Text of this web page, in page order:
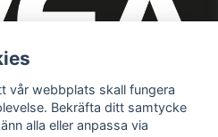
vår webbplats skall fungera
Bekräfta ditt samtycke
alla eller anpassa via